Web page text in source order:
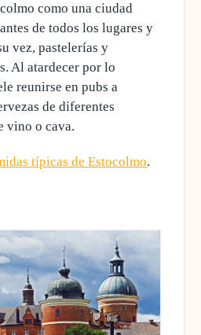
como una ciudad
de todos los lugares y
vez, pastelerías y
Al atardecer por lo
reunirse en pubs a
de diferentes
vino o cava.
típicas de Estocolmo.